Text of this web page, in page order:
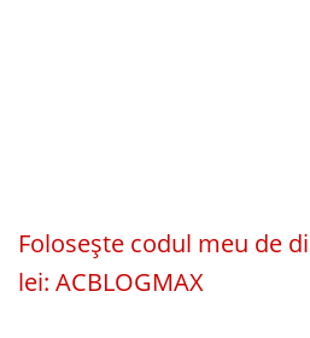
Folosește codul meu de
lei: ACBLOGMAX